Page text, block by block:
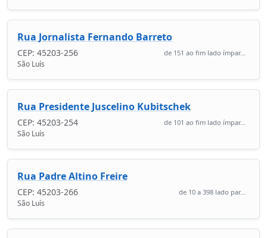
Rua Jornalista Fernando Barreto
CEP: 45203-256 de 151 ao fim lado ímpar...
São Luís
Rua Presidente Juscelino Kubitschek
CEP: 45203-254 de 101 ao fim lado ímpar...
São Luís
Rua Padre Altino Freire
CEP: 45203-266 de 10 a 398 lado par...
São Luís